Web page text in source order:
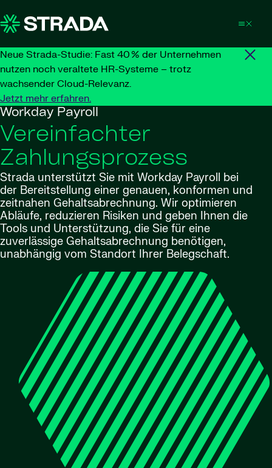
Neue Strada-Studie: Fast 40 % der Unternehmen
nutzen noch veraltete HR-Systeme – trotz
wachsender Cloud-Relevanz.
Jetzt mehr erfahren.
Workday Payroll
Vereinfachter
Zahlungsprozess
Strada unterstützt Sie mit Workday Payroll bei
der Bereitstellung einer genauen, konformen und
zeitnahen Gehaltsabrechnung. Wir optimieren
Abläufe, reduzieren Risiken und geben Ihnen die
Tools und Unterstützung, die Sie für eine
zuverlässige Gehaltsabrechnung benötigen,
unabhängig vom Standort Ihrer Belegschaft.